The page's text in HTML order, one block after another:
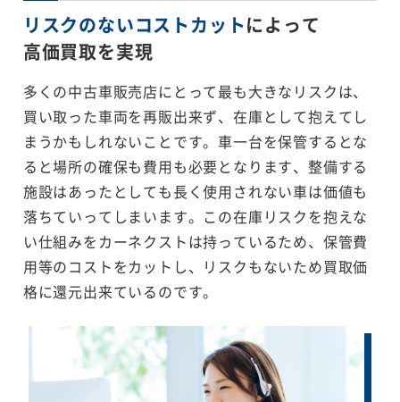
リスクのないコストカットによって
高価買取を実現
多くの中古車販売店にとって最も大きなリスクは、
買い取った車両を再販出来ず、在庫として抱えてし
まうかもしれないことです。車一台を保管するとな
ると場所の確保も費用も必要となります、整備する
施設はあったとしても長く使用されない車は価値も
落ちていってしまいます。この在庫リスクを抱えな
い仕組みをカーネクストは持っているため、保管費
用等のコストをカットし、リスクもないため買取価
格に還元出来ているのです。